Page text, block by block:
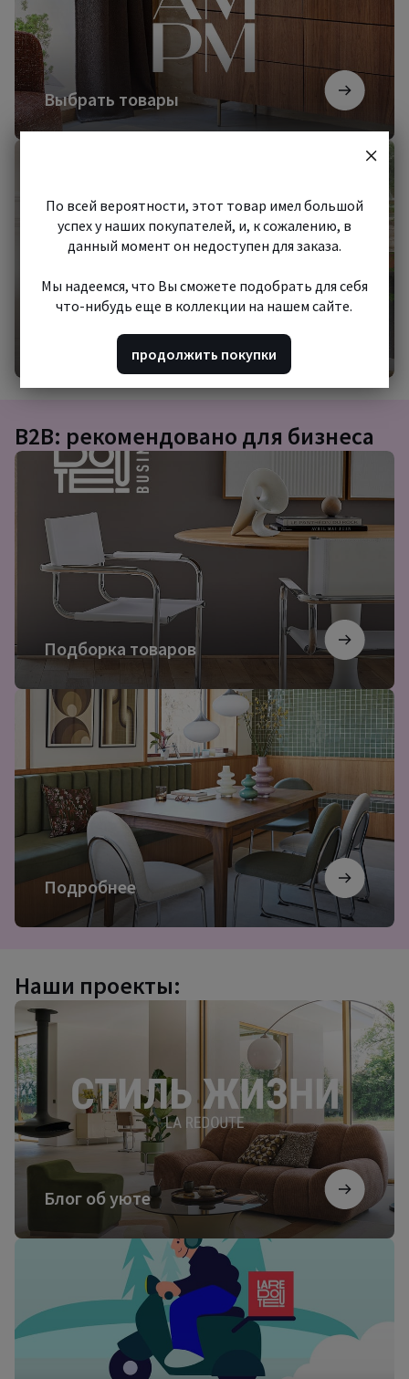
Выбрать товары
Начать шопинг
Начать
B2B: рекомендовано для бизнеса
Подборка товаров
Подборка
товаров
Подробнее
Подробнее
Наши проекты:
Блог об уюте
Блог
уюте
Посмотреть
По всей вероятности, этот товар имел большой
успех у наших покупателей, и, к сожалению, в
данный момент он недоступен для заказа.
Мы надеемся, что Вы сможете подобрать для себя
что-нибудь еще в коллекции на нашем сайте.
продолжить покупки